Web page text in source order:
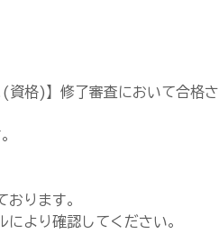
資格)】修了審査において合格さ
ります。
より確認してください。